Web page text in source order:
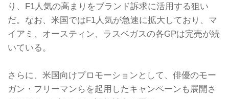
り、F1人気の高まりをブランド訴求に活用する狙い
だ。なお、米国ではF1人気が急速に拡大しており、マ
イアミ、オースティン、ラスベガスの各GPは完売が続
いている。
さらに、米国向けプロモーションとして、俳優のモー
ガン・フリーマンらを起用したキャンペーンも展開さ